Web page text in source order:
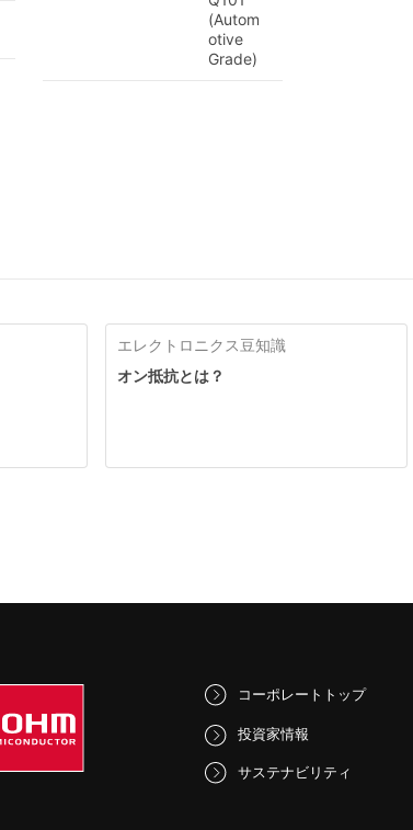
(Autom
otive
Grade)
エレクトロニクス豆知識
オン抵抗とは？
コーポレートトップ
投資家情報
サステナビリティ